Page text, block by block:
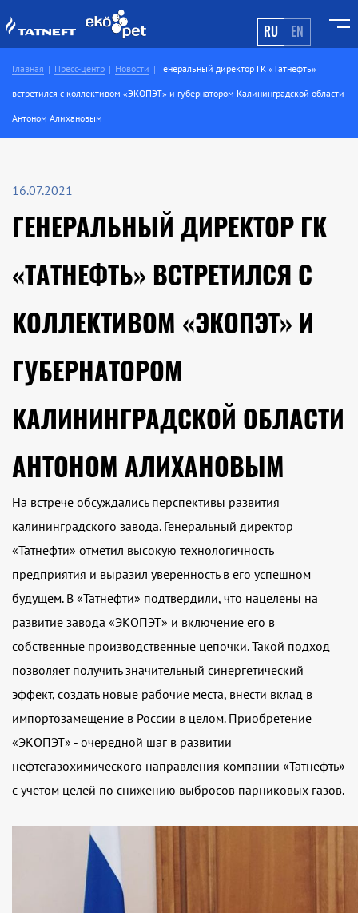
RU EN
Главная Пресс-центр Новости Генеральный директор ГК «Татнефть»
встретился с коллективом «ЭКОПЭТ» и губернатором Калининградской области
Антоном Алихановым
16.07.2021
ГЕНЕРАЛЬНЫЙ ДИРЕКТОР ГК
«ТАТНЕФТЬ» ВСТРЕТИЛСЯ С
КОЛЛЕКТИВОМ «ЭКОПЭТ» И
ГУБЕРНАТОРОМ
КАЛИНИНГРАДСКОЙ ОБЛАСТИ
АНТОНОМ АЛИХАНОВЫМ
На встрече обсуждались перспективы развития
калининградского завода. Генеральный директор
«Татнефти» отметил высокую технологичность
предприятия и выразил уверенность в его успешном
будущем. В «Татнефти» подтвердили, что нацелены на
развитие завода «ЭКОПЭТ» и включение его в
собственные производственные цепочки. Такой подход
позволяет получить значительный синергетический
эффект, создать новые рабочие места, внести вклад в
импортозамещение в России в целом. Приобретение
«ЭКОПЭТ» - очередной шаг в развитии
нефтегазохимического направления компании «Татнефть»
с учетом целей по снижению выбросов парниковых газов.